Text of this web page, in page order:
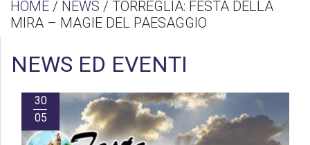
HOME / NEWS / TORREGLIA: FESTA DELLA
MIRA – MAGIE DEL PAESAGGIO
NEWS ED EVENTI
30
05